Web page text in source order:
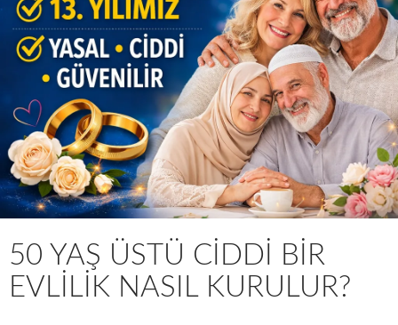
50 YAŞ ÜSTÜ CIDDI BIR
EVLILIK NASIL KURULUR?